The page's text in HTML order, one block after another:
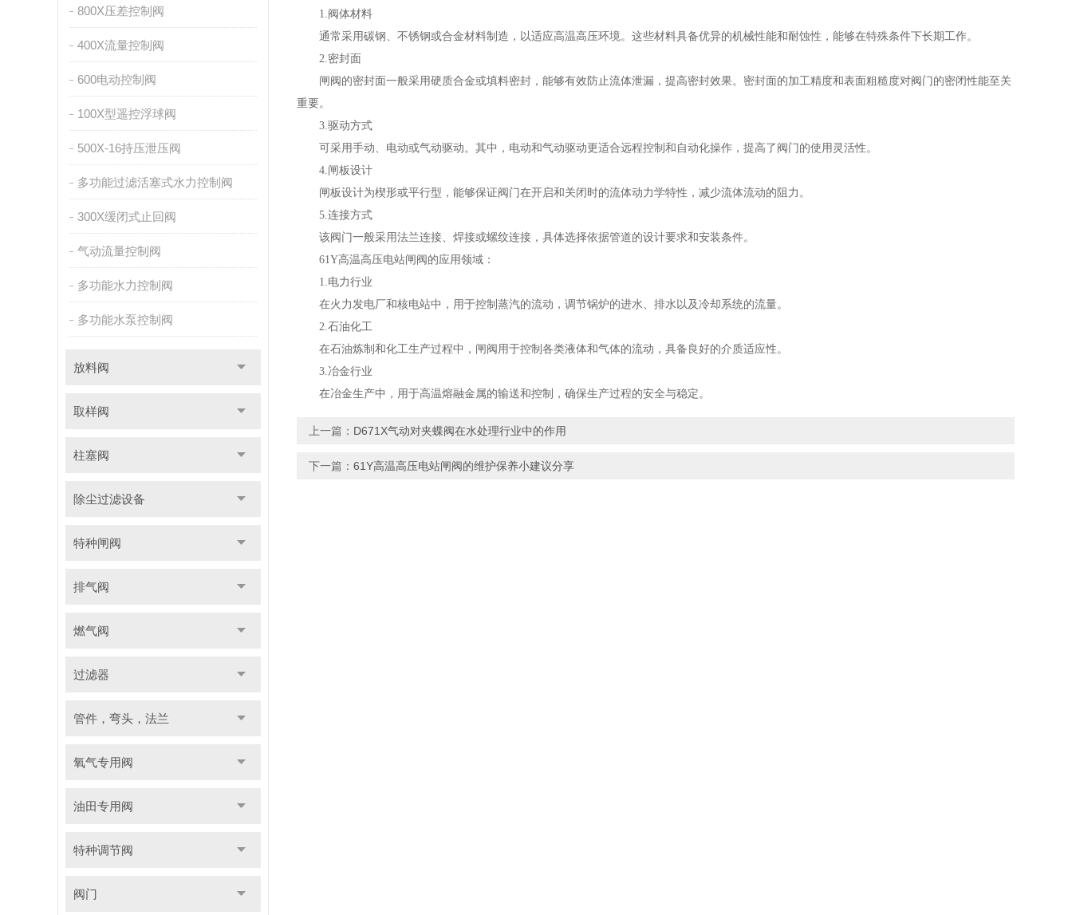
800X压差控制阀
400X流量控制阀
600电动控制阀
100X型遥控浮球阀
500X-16持压泄压阀
多功能过滤活塞式水力控制阀
300X缓闭式止回阀
气动流量控制阀
多功能水力控制阀
多功能水泵控制阀
放料阀
取样阀
柱塞阀
除尘过滤设备
特种闸阀
排气阀
燃气阀
过滤器
管件，弯头，法兰
氧气专用阀
油田专用阀
特种调节阀
阀门
1.阀体材料
通常采用碳钢、不锈钢或合金材料制造，以适应高温高压环境。这些材料具备优异的机械性能和耐蚀性，能够在特殊条件下长期工作。
2.密封面
闸阀的密封面一般采用硬质合金或填料密封，能够有效防止流体泄漏，提高密封效果。密封面的加工精度和表面粗糙度对阀门的密闭性能至关
重要。
3.驱动方式
可采用手动、电动或气动驱动。其中，电动和气动驱动更适合远程控制和自动化操作，提高了阀门的使用灵活性。
4.闸板设计
闸板设计为楔形或平行型，能够保证阀门在开启和关闭时的流体动力学特性，减少流体流动的阻力。
5.连接方式
该阀门一般采用法兰连接、焊接或螺纹连接，具体选择依据管道的设计要求和安装条件。
61Y高温高压电站闸阀的应用领域：
1.电力行业
在火力发电厂和核电站中，用于控制蒸汽的流动，调节锅炉的进水、排水以及冷却系统的流量。
2.石油化工
在石油炼制和化工生产过程中，闸阀用于控制各类液体和气体的流动，具备良好的介质适应性。
3.冶金行业
在冶金生产中，用于高温熔融金属的输送和控制，确保生产过程的安全与稳定。
上一篇： D671X气动对夹蝶阀在水处理行业中的作用
下一篇： 61Y高温高压电站闸阀的维护保养小建议分享